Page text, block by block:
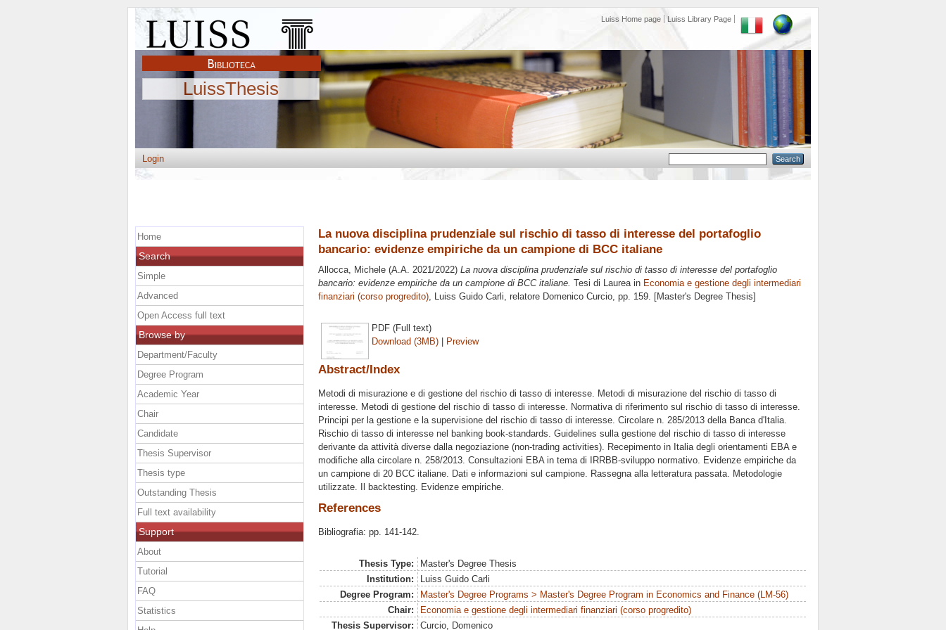
Luiss Home page Luiss Library Page
LuissThesis
Login
La nuova disciplina prudenziale sul rischio di tasso di interesse del portafoglio
bancario: evidenze empiriche da un campione di BCC italiane
Allocca, Michele (A.A. 2021/2022) La nuova disciplina prudenziale sul rischio di tasso di interesse del portafoglio
bancario: evidenze empiriche da un campione di BCC italiane. Tesi di Laurea in Economia e gestione degli intermediari
finanziari (corso progredito), Luiss Guido Carli, relatore Domenico Curcio, pp. 159. [Master's Degree Thesis]
PDF (Full text)
Download (3MB) | Preview
Abstract/Index
Metodi di misurazione e di gestione del rischio di tasso di interesse. Metodi di misurazione del rischio di tasso di
interesse. Metodi di gestione del rischio di tasso di interesse. Normativa di riferimento sul rischio di tasso di interesse.
Principi per la gestione e la supervisione del rischio di tasso di interesse. Circolare n. 285/2013 della Banca d'Italia.
Rischio di tasso di interesse nel banking book-standards. Guidelines sulla gestione del rischio di tasso di interesse
derivante da attività diverse dalla negoziazione (non-trading activities). Recepimento in Italia degli orientamenti EBA e
modifiche alla circolare n. 258/2013. Consultazioni EBA in tema di IRRBB-sviluppo normativo. Evidenze empiriche da
un campione di 20 BCC italiane. Dati e informazioni sul campione. Rassegna alla letteratura passata. Metodologie
utilizzate. Il backtesting. Evidenze empiriche.
References
Bibliografia: pp. 141-142.
Thesis Type:
Master's Degree Thesis
Institution:
Luiss Guido Carli
Degree Program:
Master's Degree Programs > Master's Degree Program in Economics and Finance (LM-56)
Chair:
Economia e gestione degli intermediari finanziari (corso progredito)
Thesis Supervisor:
Curcio, Domenico
Home
Search
Simple
Advanced
Open Access full text
Browse by
Department/Faculty
Degree Program
Academic Year
Chair
Candidate
Thesis Supervisor
Thesis type
Outstanding Thesis
Full text availability
Support
About
Tutorial
FAQ
Statistics